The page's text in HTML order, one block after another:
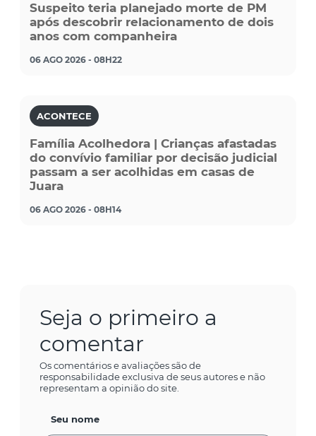
Suspeito teria planejado morte de PM
após descobrir relacionamento de dois
anos com companheira
06 AGO 2026 - 08H22
ACONTECE
Família Acolhedora | Crianças afastadas
do convívio familiar por decisão judicial
passam a ser acolhidas em casas de
Juara
06 AGO 2026 - 08H14
Seja o primeiro a
comentar
Os comentários e avaliações são de
responsabilidade exclusiva de seus autores e não
representam a opinião do site.
Seu nome